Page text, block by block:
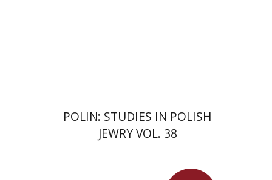
POLIN: STUDIES IN POLISH
JEWRY VOL. 38